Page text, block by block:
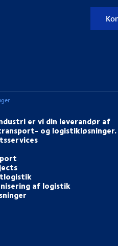
er vi din leverandør af
og logistikløsninger.
af logistik